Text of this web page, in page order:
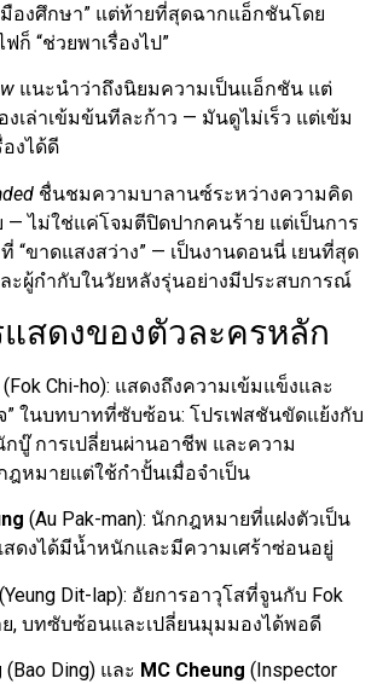
มืองศึกษา” แต่ท้ายที่สุดฉากแอ็กชันโดย
ก็ “ช่วยพาเรื่องไป”
แนะนำว่าถึงนิยมความเป็นแอ็กชัน แต่
องเล่าเข้มข้นทีละก้าว — มันดูไม่เร็ว แต่เข้ม
องได้ดี
ชื่นชมความบาลานซ์ระหว่างความคิด
— ไม่ใช่แค่โจมตีปิดปากคนร้าย แต่เป็นการ
“ขาดแสงสว่าง” — เป็นงานดอนนี่ เยนที่สุด
ะผู้กำกับในวัยหลังรุ่นอย่างมีประสบการณ์
สดงของตัวละครหลัก
(Fok Chi-ho): แสดงถึงความเข้มแข็งและ
” ในบทบาทที่ซับซ้อน: โปรเฟสชันขัดแย้งกับ
การเปลี่ยนผ่านอาชีพ และความ
ฎหมายแต่ใช้กำปั้นเมื่อจำเป็น
(Au Pak-man): นักกฎหมายที่แฝงตัวเป็น
ดงได้มีน้ำหนักและมีความเศร้าซ่อนอยู่
(Yeung Dit-lap): อัยการอาวุโสที่จูนกับ Fok
, บทซับซ้อนและเปลี่ยนมุมมองได้พอดี
(Bao Ding) และ MC Cheung (Inspector